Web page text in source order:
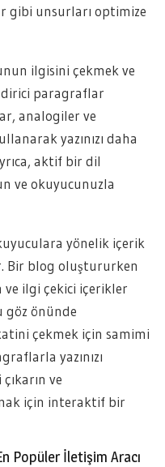
gibi unsurları optimize
ilgisini çekmek ve
paragraflar
analogiler ve
yazınızı daha
aktif bir dil
ve okuyucunuzla
yönelik içerik
Bir blog oluştururken
ilgi çekici içerikler
göz önünde
çekmek için samimi
yazınızı
ve
için interaktif bir
Popüler İletişim Aracı